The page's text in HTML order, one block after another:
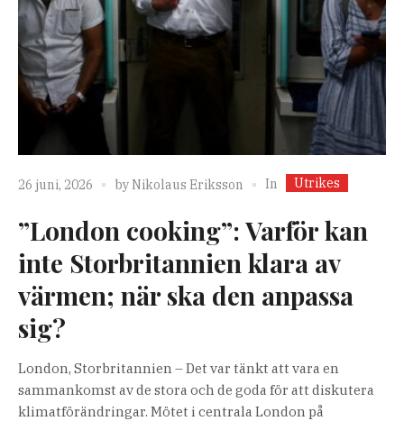
26 juni, 2026 byNikolaus Eriksson In Utrikes
”London cooking”: Varför kan
inte Storbritannien klara av
värmen; när ska den anpassa
sig?
London, Storbritannien – Det var tänkt att vara en
sammankomst av de stora och de goda för att diskutera
klimatförändringar. Mötet i centrala London på